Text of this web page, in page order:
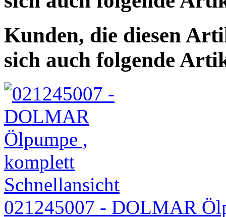
Kunden, die diesen
sich auch folgende
Schnellansicht
021245007 - DOLMAR